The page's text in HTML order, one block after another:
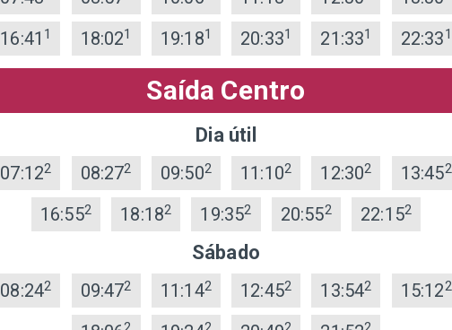
16:41 1 18:021 19:181 20:331 21:331 22:331
Saída Centro
Dia útil
07:122 08:272 09:502 11:102 12:302 13:452
16:552 18:182 19:352 20:552 22:152
Sábado
08:242 09:472 11:142 12:452 13:542 15:122